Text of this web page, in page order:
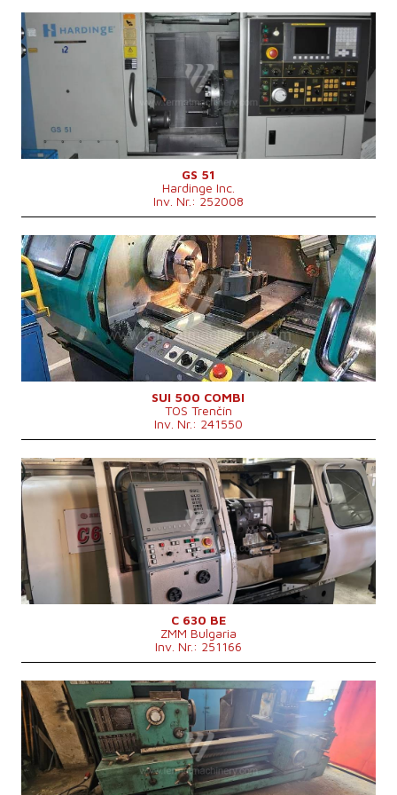
Drehdurchmesser über Bett
380 mm
Baujahr:
2010
Kontrollsystem
ja
0i - TD
356 mm
Drehlänge
610 mm
Schrägbett
ja
Spindelbohrung
52 mm
Revolverkopf
ja
GS 51
Hardinge Inc.
Inv. Nr.: 252008
Baujahr:
1999
Kontrollsystem
ja
Steuerung Siemens
810 D
Drehdurchmesser
500 mm
Drehlänge
1500 mm
Schrägbett
nein
Spindelbohrung
71 mm
Revolverkopf
Drehdurchmesser über Support
290 mm
Maschinenabmessungen L x B x H3550 x 1630 x 1820 mm
3000 kg
SUI 500 COMBI
TOS Trenčín
Inv. Nr.: 241550
Baujahr:
0
Kontrollsystem
ja
Steuerung Heidenhain
Drehdurchmesser
630 mm
Drehlänge
1000 mm
Schrägbett
nein
Spindelbohrung
103 mm
Revolverkopf
ja
Drehdurchmesser über Support430 mm
C 630 BE
ZMM Bulgaria
Inv. Nr.: 251166
Baujahr:
0
Kontrollsystem
Drehdurchmesser
630 mm
Drehlänge
1500 mm
Schrägbett
nein
Spindelbohrung
71 mm